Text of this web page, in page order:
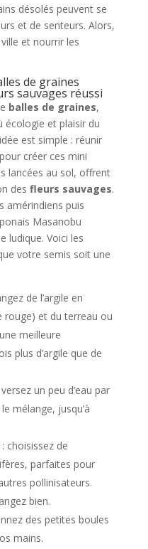
désolés peuvent se
et de senteurs. Alors,
et nourrir les
de graines
sauvages réussi
balles de graines,
écologie et plaisir du
est simple : réunir
créer ces mini
lancées au sol, offrent
des fleurs sauvages.
amérindiens puis
Masanobu
ludique. Voici les
votre semis soit une
de l’argile en
rouge) et du terreau ou
meilleure
plus d’argile que de
versez un peu d’eau par
mélange, jusqu’à
: choisissez de
parfaites pour
pollinisateurs.
bien.
des petites boules
mains.